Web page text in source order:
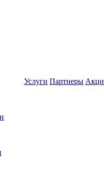
Услуги Партнеры